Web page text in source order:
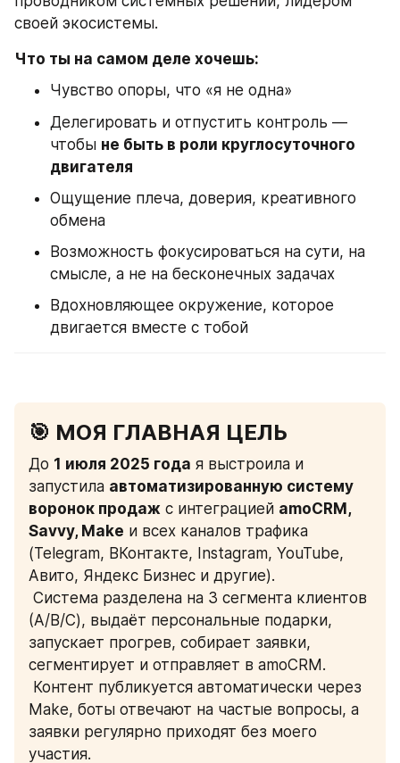
своей экосистемы.
Что ты на самом деле хочешь:
Чувство опоры, что «я не одна»
Делегировать и отпустить контроль —
чтобы не быть в роли круглосуточного
двигателя
Ощущение плеча, доверия, креативного
обмена
Возможность фокусироваться на сути, на
смысле, а не на бесконечных задачах
Вдохновляющее окружение, которое
двигается вместе с тобой
🎯 МОЯ ГЛАВНАЯ ЦЕЛЬ
До 1 июля 2025 года я выстроила и
запустила автоматизированную систему
воронок продаж с интеграцией amoCRM,
Savvy, Make и всех каналов трафика
(Telegram, ВКонтакте, Instagram, YouTube,
Авито, Яндекс Бизнес и другие).
(А/B/C), выдаёт персональные подарки,
запускает прогрев, собирает заявки,
сегментирует и отправляет в amoCRM.
Make, боты отвечают на частые вопросы, а
заявки регулярно приходят без моего
участия.